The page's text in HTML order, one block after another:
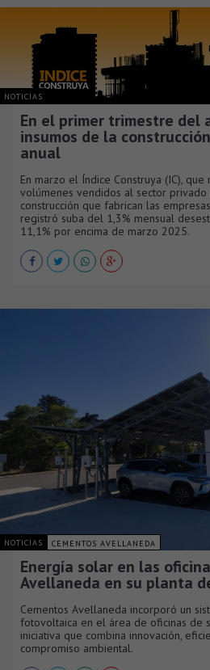
NOTICIAS
En el primer trimestre del
insumos de la
anual
En marzo el Índice Construya (IC),
volúmenes vendidos al sector
construcción que fabrican las
registró suba del 1,3% mensual
11,1% por encima de marzo 2025.
NOTICIAS CEMENTOS AVELLANEDA
Energía solar en las
Avellaneda en su planta
Cementos Avellaneda incorporó un
fotovoltaica en el área de oficinas de
iniciativa que combina innovación,
compromiso ambiental.